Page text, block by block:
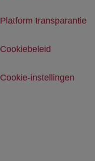
Platform transparantie
Cookiebeleid
Cookie-instellingen